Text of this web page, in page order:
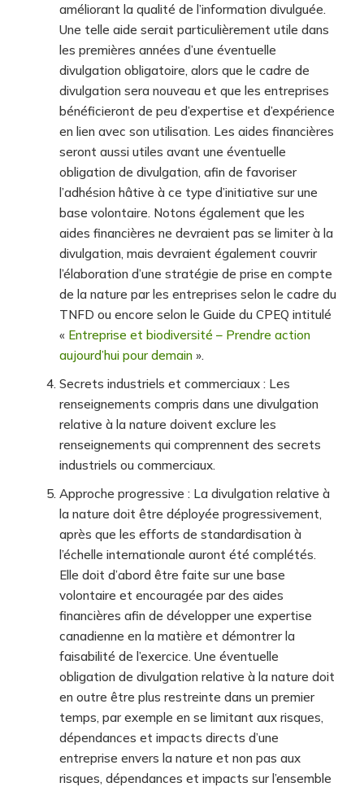
améliorant la qualité de l’information divulguée.
Une telle aide serait particulièrement utile dans
les premières années d’une éventuelle
divulgation obligatoire, alors que le cadre de
divulgation sera nouveau et que les entreprises
bénéficieront de peu d’expertise et d’expérience
en lien avec son utilisation. Les aides financières
seront aussi utiles avant une éventuelle
obligation de divulgation, afin de favoriser
l’adhésion hâtive à ce type d’initiative sur une
base volontaire. Notons également que les
aides financières ne devraient pas se limiter à la
divulgation, mais devraient également couvrir
l’élaboration d’une stratégie de prise en compte
de la nature par les entreprises selon le cadre du
TNFD ou encore selon le Guide du CPEQ intitulé
« Entreprise et biodiversité – Prendre action
aujourd’hui pour demain».
Secrets industriels et commerciaux : Les
renseignements compris dans une divulgation
relative à la nature doivent exclure les
renseignements qui comprennent des secrets
industriels ou commerciaux.
Approche progressive : La divulgation relative à
la nature doit être déployée progressivement,
après que les efforts de standardisation à
l’échelle internationale auront été complétés.
Elle doit d’abord être faite sur une base
volontaire et encouragée par des aides
financières afin de développer une expertise
canadienne en la matière et démontrer la
faisabilité de l’exercice. Une éventuelle
obligation de divulgation relative à la nature doit
en outre être plus restreinte dans un premier
temps, par exemple en se limitant aux risques,
dépendances et impacts directs d’une
entreprise envers la nature et non pas aux
risques, dépendances et impacts sur l’ensemble